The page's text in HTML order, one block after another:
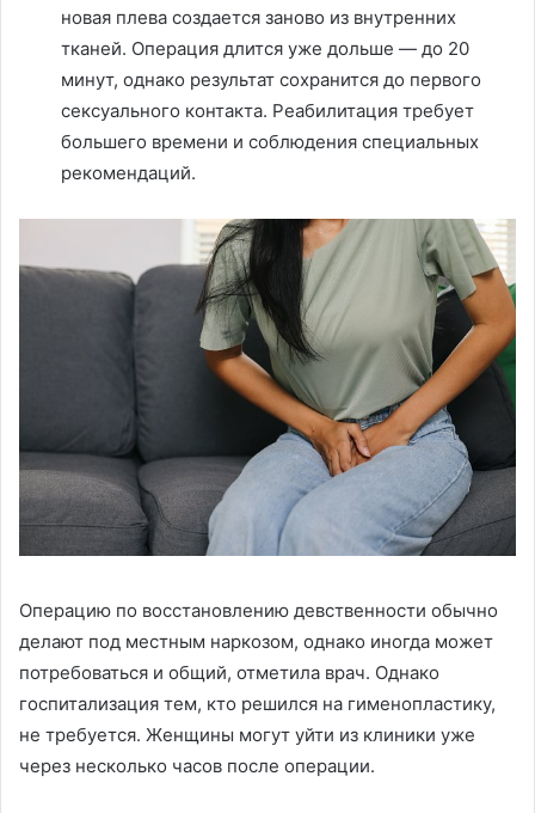
новая плева создается заново из внутренних
тканей. Операция длится уже дольше — до 20
минут, однако результат сохранится до первого
сексуального контакта. Реабилитация требует
большего времени и соблюдения специальных
рекомендаций.
Операцию по восстановлению девственности обычно
делают под местным наркозом, однако иногда может
потребоваться и общий, отметила врач. Однако
госпитализация тем, кто решился на гименопластику,
не требуется. Женщины могут уйти из клиники уже
через несколько часов после операции.